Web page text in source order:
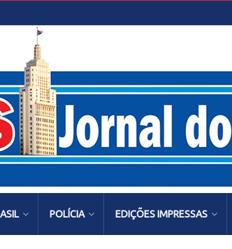
POLÍCIA EDIÇÕES IMPRESSAS